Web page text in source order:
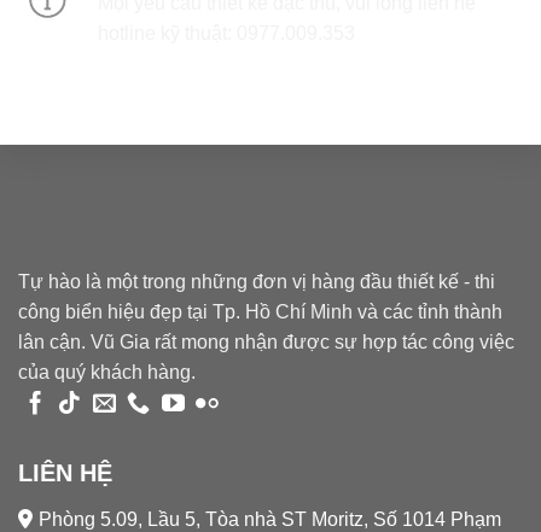
Tự hào là một trong những đơn vị hàng đầu thiết kế - thi
công biển hiệu đẹp tại Tp. Hồ Chí Minh và các tỉnh thành
lân cận. Vũ Gia rất mong nhận được sự hợp tác công việc
của quý khách hàng.
LIÊN HỆ
Phòng 5.09, Lầu 5, Tòa nhà ST Moritz, Số 1014 Phạm